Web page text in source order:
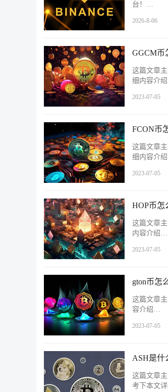
台！…
2026-8-06
GGCM币
这篇文章
细内容介
2023-07-05
FCON币
这篇文章
细内容介
2023-07-05
HOP币怎
这篇文章
内容介绍…
2023-07-05
gton币怎
这篇文章
容介绍…
2023-07-05
ASH是什
这篇文章
考下本文